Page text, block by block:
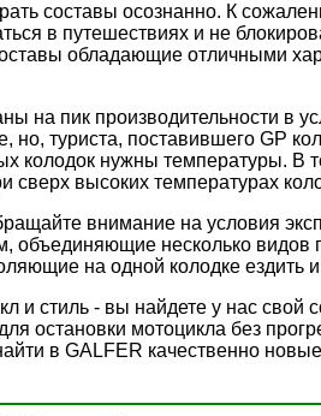
составы осознанно. К
в путешествиях и не
обладающие отличными
на пик производительности в
но, туриста, поставившего GP
колодок нужны температуры. В
сверх высоких температурах
внимание на условия
объединяющие несколько видов
на одной колодке ездить
и стиль - вы найдете у нас
остановки мотоцикла без
в GALFER качественно